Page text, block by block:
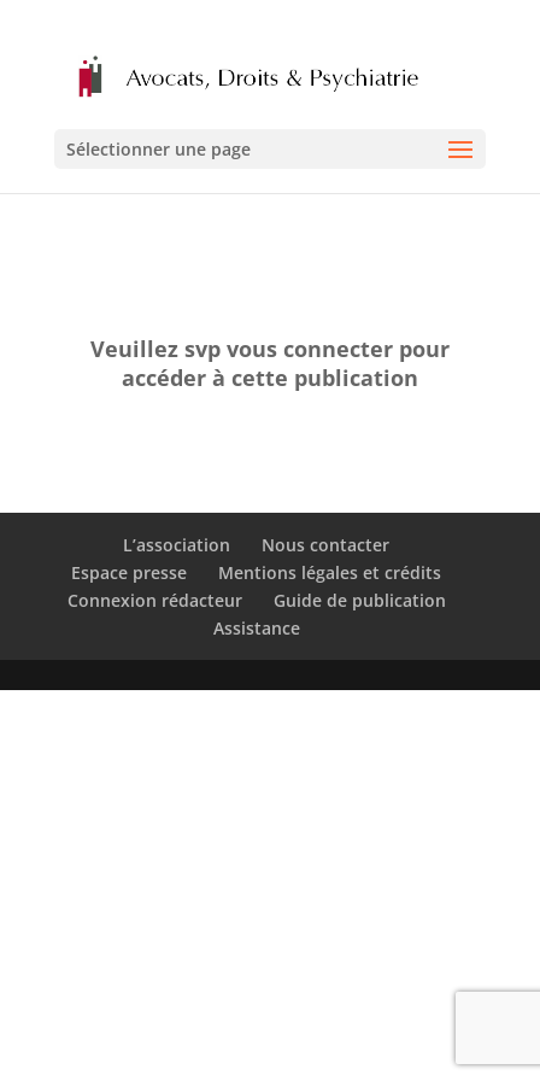
Sélectionner une page
Veuillez svp vous connecter pour
accéder à cette publication
L’association
Nous contacter
Espace presse
Mentions légales et crédits
Connexion rédacteur
Guide de publication
Assistance